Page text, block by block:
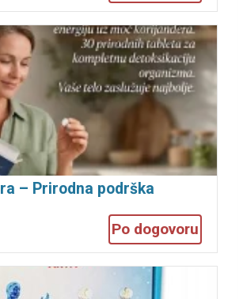
– Prirodna podrška
Po dogovoru